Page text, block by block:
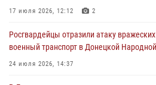
03 августа 2026, 13:39
17 июля 2026, 12:12 2
Росгвардейцы отразили атаку
военный транспорт в Донецкой
24 июля 2026, 14:37